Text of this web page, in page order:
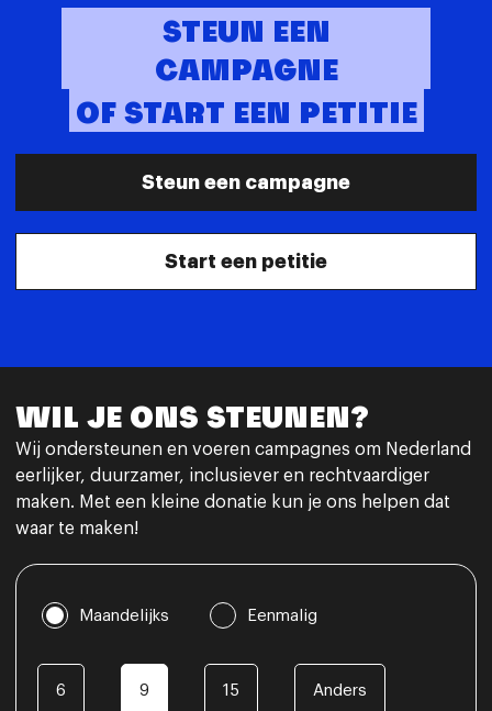
STEUN EEN
CAMPAGNE
OF START EEN PETITIE
Steun een campagne
Start een petitie
WIL JE ONS STEUNEN?
Wij ondersteunen en voeren campagnes om Nederland
eerlijker, duurzamer, inclusiever en rechtvaardiger
maken. Met een kleine donatie kun je ons helpen dat
waar te maken!
Maandelijks Eenmalig
6 9 15 Anders